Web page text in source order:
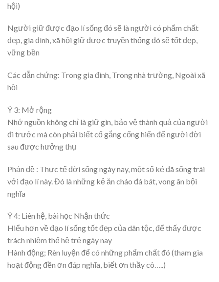
hội)
Người giữ được đạo lí sống đó sẽ là người có phẩm chất
đẹp, gia đình, xã hội giữ được truyền thống đó sẽ tốt đẹp,
vững bền
Các dẫn chứng: Trong gia đình, Trong nhà trường, Ngoài xã
hội
Ý 3: Mở rộng
Nhớ nguồn không chỉ là giữ gìn, bảo vệ thành quả của người
đi trước mà còn phải biết cố gắng cống hiến để người đời
sau được hưởng thụ
Phản đề : Thực tế đời sống ngày nay, một số kẻ đã sống trái
với đạo lí này. Đó là những kẻ ăn cháo đá bát, vong ân bội
nghĩa
Ý 4: Liên hệ, bài học Nhận thức
Hiểu hơn về đạo lí sống tốt đẹp của dân tộc, để thấy được
trách nhiệm thế hệ trẻ ngày nay
Hành động; Rèn luyện để có những phẩm chất đó (tham gia
hoạt động đền ơn đáp nghĩa, biết ơn thầy cô…..)